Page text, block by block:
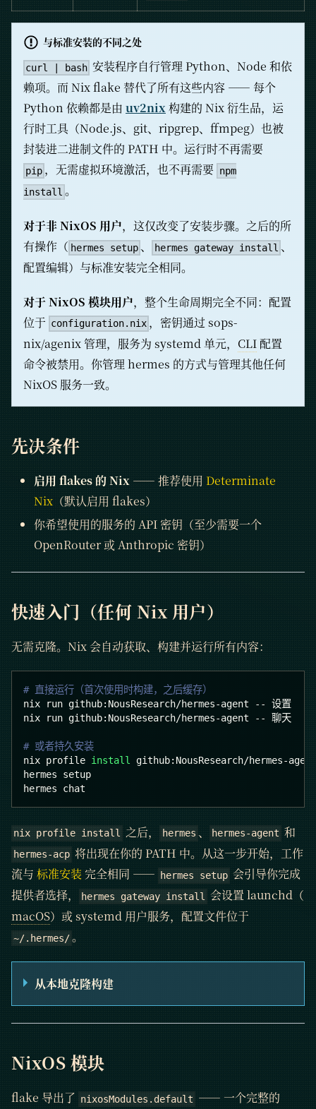
与标准安装的不同之处
curl | bash 安装程序自行管理 Python、Node 和依
赖项。而 Nix flake 替代了所有这些内容 —— 每个
Python 依赖都是由 uv2nix构建的 Nix 衍生品，运
行时工具（Node.js、git、ripgrep、ffmpeg）也被
封装进二进制文件的 PATH 中。运行时不再需要
pip ，无需虚拟环境激活，也不再需要
npm
install 。
对于非 NixOS 用户，这仅改变了安装步骤。之后的所
有操作（ hermes setup 、 hermes gateway install 、
配置编辑）与标准安装完全相同。
对于 NixOS 模块用户，整个生命周期完全不同：配置
位于 configuration.nix ，密钥通过 sops-
nix/agenix 管理，服务为 systemd 单元， CLI配置
命令被禁用。你管理 hermes 的方式与管理其他任何
NixOS 服务一致。
先决条件
启用 flakes 的 Nix —— 推荐使用 Determinate
Nix （默认启用 flakes）
你希望使用的服务的 API 密钥（至少需要一个
OpenRouter 或 Anthropic 密钥）
快速入门（任何 Nix 用户）
无需克隆。Nix 会自动获取、构建并运行所有内容：
# 直接运行（首次使用时构建，之后缓存）
nix run github:NousResearch/hermes-agent -- 设置
nix run github:NousResearch/hermes-agent -- 聊天
# 或者持久安装
nix profile install
github:NousResearch/hermes-agent
hermes setup
hermes chat
nix profile install 之后， hermes 、 hermes-agent 和
hermes-acp 将出现在你的 PATH 中。从这一步开始，工作
流与 标准安装 完全相同 —— hermes setup 会引导你完成
提供者选择，
hermes gateway install 会设置 launchd（
macOS）或 systemd 用户服务，配置文件位于
~/.hermes/ 。
从本地克隆构建
NixOS 模块
flake 导出了 nixosModules.default —— 一个完整的